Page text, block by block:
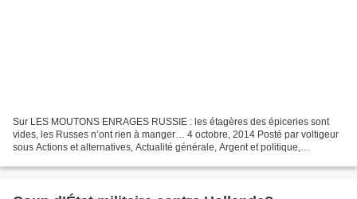
Sur LES MOUTONS ENRAGES RUSSIE : les étagères des épiceries sont
vides, les Russes n’ont rien à manger… 4 octobre, 2014 Posté par voltigeur
sous Actions et alternatives, Actualité générale, Argent et politique,